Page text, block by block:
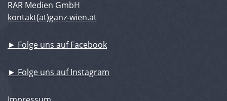
RAR Medien GmbH
kontakt(at)ganz-wien.at
► Folge uns auf Facebook
► Folge uns auf Instagram